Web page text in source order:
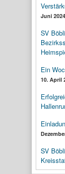
Juni 2024
SV
Ein
10. April
SV